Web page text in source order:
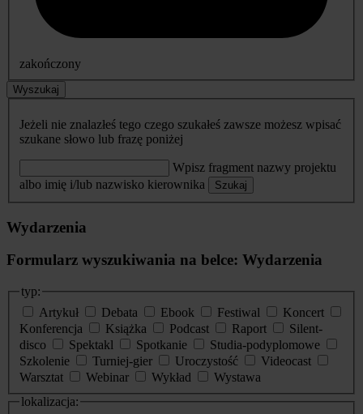
zakończony
Wyszukaj
Jeżeli nie znalazłeś tego czego szukałeś zawsze możesz wpisać
szukane słowo lub frazę poniżej
Wpisz fragment nazwy projektu
albo imię i/lub nazwisko kierownika
Szukaj
Wydarzenia
Formularz wyszukiwania na belce: Wydarzenia
typ:
Artykuł
Debata Ebook Festiwal
Koncert
Konferencja
Książka Podcast Raport
Silent-
disco
Spektakl Spotkanie
Studia-podyplomowe
Szkolenie
Turniej-gier Uroczystość
Videocast
Warsztat
Webinar Wykład
Wystawa
lokalizacja: